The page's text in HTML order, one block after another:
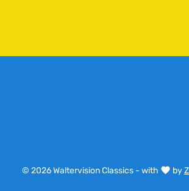
© 2026 Waltervision Classics - with by